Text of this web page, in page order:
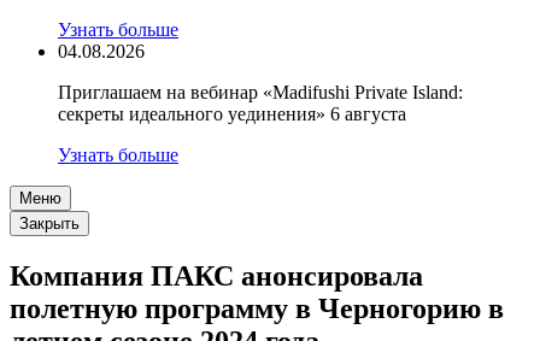
Узнать больше
04.08.2026
Приглашаем на вебинар «Madifushi Private Island:
секреты идеального уединения» 6 августа
Узнать больше
Меню
Закрыть
Компания ПАКС анонсировала
полетную программу в Черногорию в